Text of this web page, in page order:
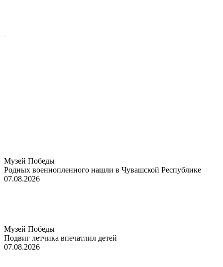
Музей Победы
Родных военнопленного нашли в Чувашской Республике
07.08.2026
Музей Победы
Подвиг летчика впечатлил детей
07.08.2026